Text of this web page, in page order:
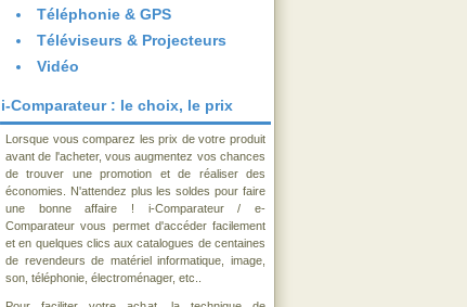
Téléphonie & GPS
Téléviseurs & Projecteurs
Vidéo
i-Comparateur : le choix, le prix
Lorsque vous comparez les prix de votre produit
avant de l'acheter, vous augmentez vos chances
de trouver une promotion et de réaliser des
économies. N'attendez plus les soldes pour faire
une bonne affaire ! i-Comparateur / e-
Comparateur vous permet d'accéder facilement
et en quelques clics aux catalogues de centaines
de revendeurs de matériel informatique, image,
son, téléphonie, électroménager, etc..